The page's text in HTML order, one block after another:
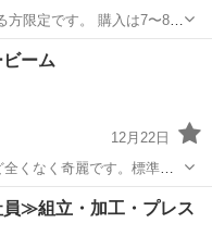
方限定です。 購入は7〜8年
用品
ーム
12月22日
くなく奇麗です。標準よ
品 全く
≫組立・加工・プレス